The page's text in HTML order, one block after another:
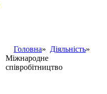
Головна» Діяльність»
Міжнародне
співробітництво